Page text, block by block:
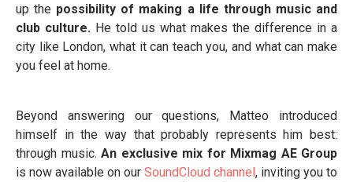
up the possibility of making a life through music and
club culture. He told us what makes the difference in a
city like London, what it can teach you, and what can make
you feel at home.
Beyond answering our questions, Matteo introduced
himself in the way that probably represents him best:
through music. An exclusive mix for Mixmag AE Group
is now available on our SoundCloud channel, inviting you to